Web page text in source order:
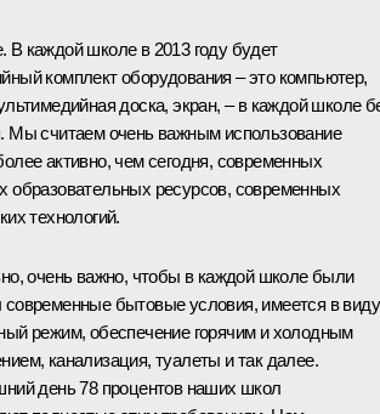
каждой школе в 2013 году будет
комплект оборудования – это компьютер,
доска, экран, – в каждой школе
Мы считаем очень важным использование
активно, чем сегодня, современных
образовательных ресурсов, современных
технологий.
очень важно, чтобы в каждой школе были
бытовые условия, имеется в виду
режим, обеспечение горячим и холодным
канализация, туалеты и так далее.
день 78 процентов наших школ